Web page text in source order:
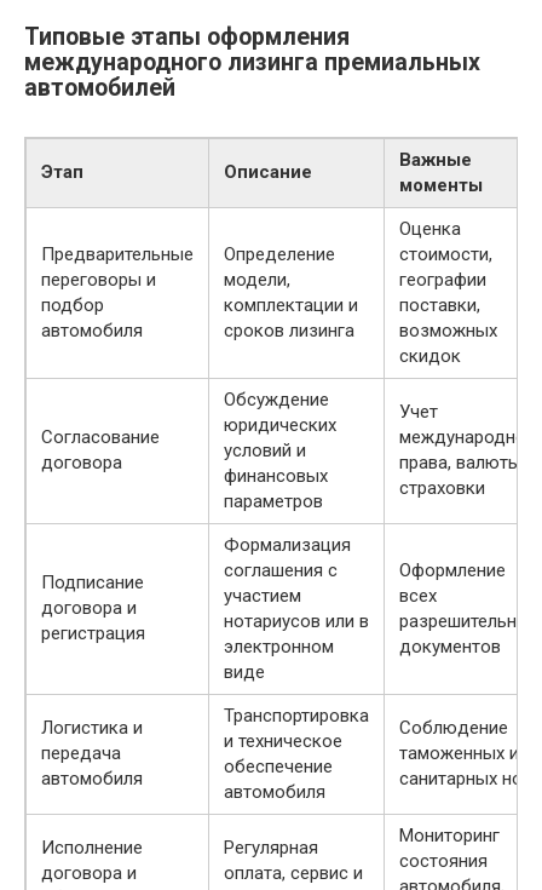
Типовые этапы оформления
международного лизинга премиальных
автомобилей
Этап Описание
Важные
моменты
Предварительные
переговоры и
подбор
автомобиля
Определение
модели,
комплектации и
сроков лизинга
Оценка
стоимости,
географии
поставки,
возможных
скидок
Согласование
договора
Обсуждение
юридических
условий и
финансовых
параметров
Учет
права, валюты,
страховки
Подписание
договора и
регистрация
Формализация
соглашения с
участием
нотариусов или в
электронном
виде
Оформление
всех
разрешительных
документов
Логистика и
передача
автомобиля
Транспортировка
и техническое
обеспечение
автомобиля
Соблюдение
таможенных и
санитарных
Исполнение
договора и
Регулярная
оплата, сервис и
Мониторинг
состояния